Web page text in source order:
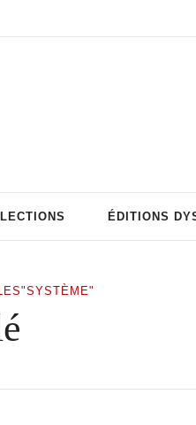
ÉDITIONS